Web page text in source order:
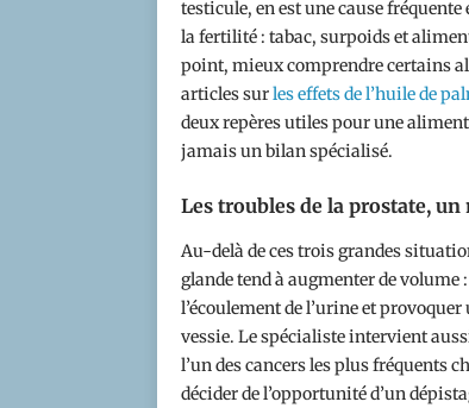
testicule, en est une cause
la fertilité : tabac, surpoids et
point, mieux comprendre certains
articles surles effets de l’huile de
deux repères utiles pour une
jamais un bilan spécialisé.
Les troubles de la prostate,
Au-delà de ces trois grandes
glande tend à augmenter de
l’écoulement de l’urine et
vessie. Le spécialiste intervient
l’un des cancers les plus fréquents
décider de l’opportunité d’un